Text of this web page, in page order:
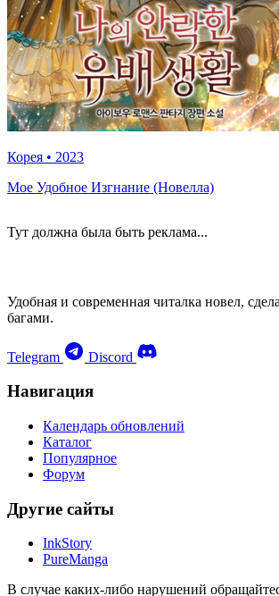
Корея • 2023
Мое Удобное Изгнание (Новелла)
Тут должна была быть реклама...
Удобная и современная читалка новел,
багами.
Telegram Discord
Навигация
Календарь обновлений
Каталог
Популярное
Форум
Другие сайты
InkStory
PureManga
В случае каких-либо нарушений